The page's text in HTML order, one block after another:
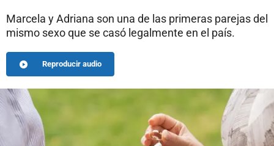
Marcela y Adriana son una de las primeras parejas del
mismo sexo que se casó legalmente en el país.
Reproducir audio